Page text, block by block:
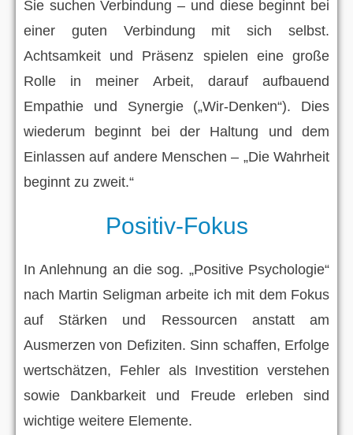
Sie suchen Verbindung – und diese beginnt bei
einer guten Verbindung mit sich selbst.
Achtsamkeit und Präsenz spielen eine große
Rolle in meiner Arbeit, darauf aufbauend
Empathie und Synergie („Wir-Denken“). Dies
wiederum beginnt bei der Haltung und dem
Einlassen auf andere Menschen – „Die Wahrheit
beginnt zu zweit.“
Positiv-Fokus
In Anlehnung an die sog. „Positive Psychologie“
nach Martin Seligman arbeite ich mit dem Fokus
auf Stärken und Ressourcen anstatt am
Ausmerzen von Defiziten. Sinn schaffen, Erfolge
wertschätzen, Fehler als Investition verstehen
sowie Dankbarkeit und Freude erleben sind
wichtige weitere Elemente.